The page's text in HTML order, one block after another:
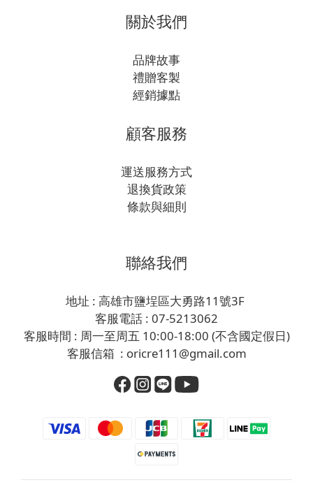
關於我們
品牌故事
禮贈客製
經銷據點
顧客服務
運送服務方式
退換貨政策
條款與細則
聯絡我們
地址 : 高雄市鹽埕區大勇路11號3F
客服電話 : 07-5213062
客服時間 : 周一至周五 10:00-18:00 (不含國定假日)
客服信箱 : oricre111@gmail.com